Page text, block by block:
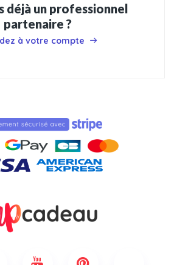
déjà un professionnel
partenaire ?
à votre compte